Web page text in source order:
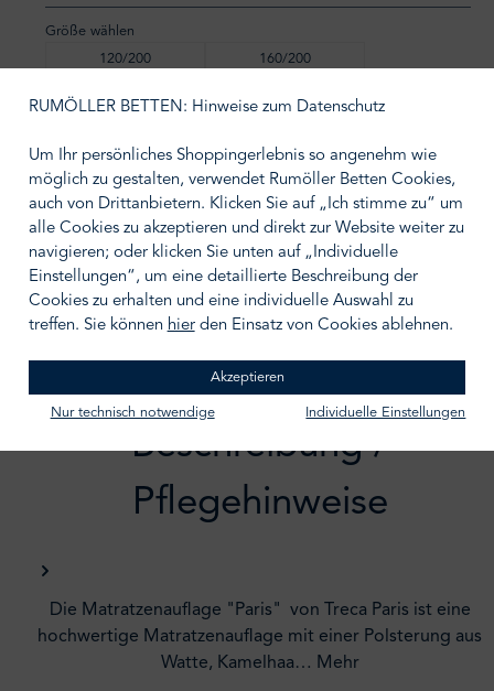
Größe wählen
120/200
160/200
180/200 200/200
BERATUNGSTERMIN VEREINBAREN
Zum Merkzettel hinzufügen
Beschreibung /
Pflegehinweise
Die Matratzenauflage "Paris" von Treca Paris ist eine
hochwertige Matratzenauflage mit einer Polsterung aus
Watte, Kamelhaa… Mehr
RUMÖLLER BETTEN: Hinweise zum Datenschutz
Um Ihr persönliches Shoppingerlebnis so angenehm wie
möglich zu gestalten, verwendet Rumöller Betten Cookies,
auch von Drittanbietern. Klicken Sie auf „Ich stimme zu“ um
alle Cookies zu akzeptieren und direkt zur Website weiter zu
navigieren; oder klicken Sie unten auf „Individuelle
Einstellungen“, um eine detaillierte Beschreibung der
Cookies zu erhalten und eine individuelle Auswahl zu
treffen. Sie können hierden Einsatz von Cookies ablehnen.
Akzeptieren
Nur technisch notwendige Individuelle Einstellungen